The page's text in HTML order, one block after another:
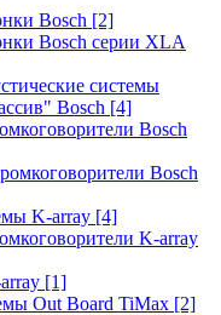
Bosch [2]
Bosch серии XLA
системы
Bosch [4]
Bosch
Bosch
K-array [4]
K-array
[1]
Out Board TiMax [2]